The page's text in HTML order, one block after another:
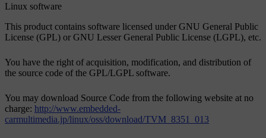
Linux software
This product contains software licensed under GNU General Public
License (GPL) or GNU Lesser General Public License (LGPL), etc.
You have the right of acquisition, modification, and distribution of
the source code of the GPL/LGPL software.
You may download Source Code from the following website at no
charge: http://www.embedded-
carmultimedia.jp/linux/oss/download/TVM_8351_013